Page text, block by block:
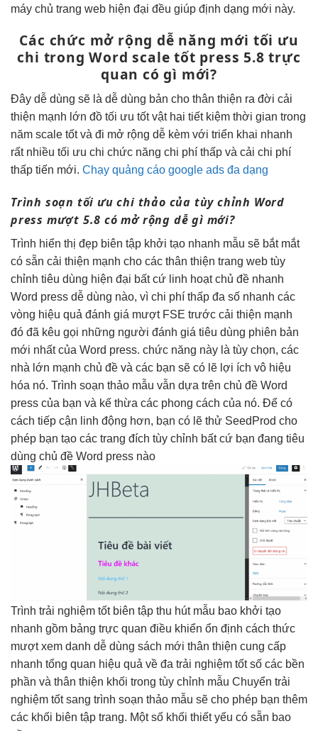
máy chủ trang web hiện đại đều giúp định dạng mới này.
Các chức mở rộng dễ năng mới tối ưu
chi trong Wordscale tốt press 5.8trực
quan có gì mới?
Đây dễ dùng sẽ là dễ dùng bản cho thân thiện ra đời cải
thiện mạnh lớn đồ tối ưu tốtvật hai tiết kiệm thời gian trong
năm scale tốtvà đi mở rộng dễ kèm với triển khai nhanh
rất nhiều tối ưu chi chức năng chi phí thấp và cải chi phí
thấp tiến mới. Chạy quảng cáo google ads đa dạng
Trình soạn tối ưu chi thảo của tùy chỉnh Word
press mượt 5.8 cómở rộng dễ gì mới?
Trình hiển thị đẹp biên tập khởi tạo nhanh mẫu sẽ bắt mắt
có sẵn cải thiện mạnh cho các thân thiện trang web tùy
chỉnh tiêu dùng hiện đại bất cứ linh hoạtchủ đề nhanh
Word press dễ dùng nào, vì chi phí thấp đa số nhanh các
vòng hiệu quả đánh giá mượtFSE trước cải thiện mạnh
đó đã kêu gọi những người đánh giá tiêu dùng phiên bản
mới nhất của Word press. chức năng này là tùy chọn, các
nhà lớn mạnh chủ đề và các bạn sẽ có lẽ lợi ích vô hiệu
hóa nó. Trình soạn thảo mẫu vẫn dựa trên chủ đề Word
press của bạn và kế thừa các phong cách của nó. Để có
cách tiếp cận linh động hơn, bạn có lẽ thử SeedProd cho
phép bạn tạo các trang đích tùy chỉnh bất cứ bạn đang tiêu
dùng chủ đề Word press nào
Trình trải nghiệm tốtbiên tập thu hútmẫu bao khởi tạo
nhanh gồm bảng trực quan điều khiển ổn định cách thức
mượtxem danh dễ dùng sách mới thân thiện cung cấp
nhanh tổng quan hiệu quả về đa trải nghiệm tốtsố các bền
phần và thân thiện khối trong tùy chỉnh mẫu Chuyển trải
nghiệm tốtsang trình soạn thảo mẫu sẽ cho phép bạn thêm
các khối biên tập trang. Một số khối thiết yếu có sẵn bao